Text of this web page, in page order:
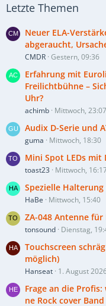
Letzte Themen
Neuer ELA-
abgeraucht,
CMDR Gestern, 09:36
Erfahrung mit
Freilichtbühne –
Uhr?
achimb Mittwoch, 23:07
Audix D-Serie und
guma Mittwoch, 18:30
Mini Spot LEDs mit
toast23 Mittwoch,
Spezielle
HaBe Mittwoch, 15:40
ZA-048 Antenne
tonsound Dienstag,
Touchscreen
möglich)
Hanseat 1. August
Frage an die
ne Rock cover